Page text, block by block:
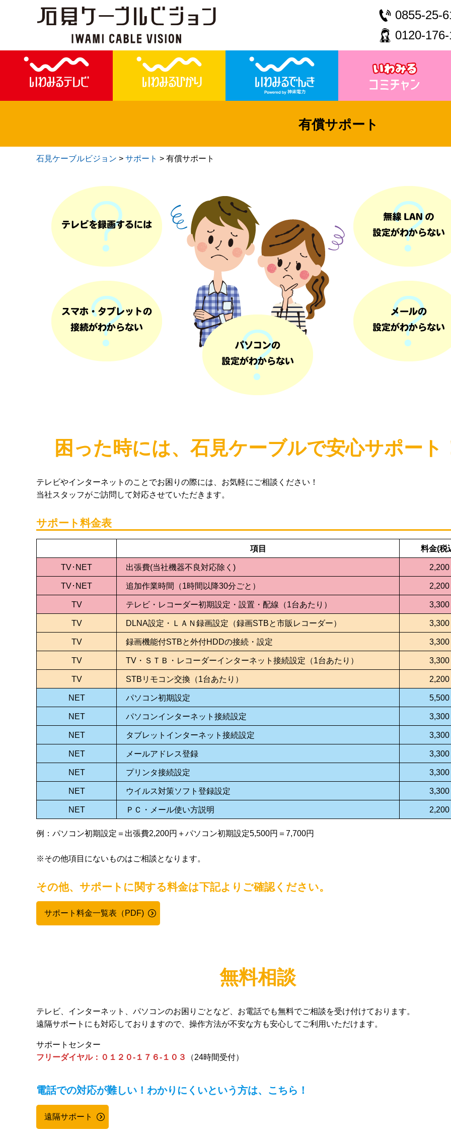
0855-25-
0120-
有償サポート
石見ケーブルビジョン > サポート > 有償サポート
困った時には、石見ケーブルで安心サポート
テレビやインターネットのことでお困りの際には、お気軽にご相談ください！
当社スタッフがご訪問して対応させていただきます。
サポート料金表
項目 料金(税
TV･NET 出張費(当社機器不良対応除く) 2,200
TV･NET 追加作業時間（1時間以降30分ごと） 2,200
TV テレビ・レコーダー初期設定・設置・配線（1台あたり） 3,300
TV DLNA設定・ＬＡＮ録画設定（録画STBと市販レコーダー） 3,300
TV 録画機能付STBと外付HDDの接続・設定 3,300
TV TV・ＳＴＢ・レコーダーインターネット接続設定（1台あたり） 3,300
TV STBリモコン交換（1台あたり） 2,200
NET パソコン初期設定 5,500
NET パソコンインターネット接続設定 3,300
NET タブレットインターネット接続設定 3,300
NET メールアドレス登録 3,300
NET プリンタ接続設定 3,300
NET ウイルス対策ソフト登録設定 3,300
NET ＰＣ・メール使い方説明 2,200
例：パソコン初期設定＝出張費2,200円＋パソコン初期設定5,500円＝7,700円
※その他項目にないものはご相談となります。
その他、サポートに関する料金は下記よりご確認ください。
サポート料金一覧表（PDF)
無料相談
テレビ、インターネット、パソコンのお困りごとなど、お電話でも無料でご相談を受け付けております。
遠隔サポートにも対応しておりますので、操作方法が不安な方も安心してご利用いただけます。
サポートセンター
フリーダイヤル：０１２０-１７６-１０３
（24時間受付）
電話での対応が難しい！わかりにくいという方は、こちら！
遠隔サポート